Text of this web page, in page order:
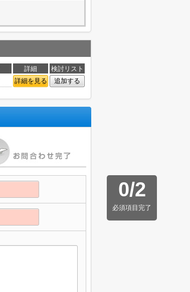
詳細
検討リスト
詳細を見る 追加する
0/2
必須項目完了